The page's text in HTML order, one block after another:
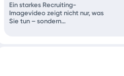
Ein starkes Recruiting-
Imagevideo zeigt nicht nur, was
Sie tun – sondern…